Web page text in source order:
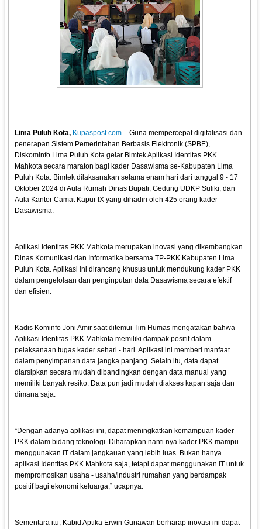
Lima Puluh Kota, Kupaspost.com – Guna mempercepat digitalisasi dan
penerapan Sistem Pemerintahan Berbasis Elektronik (SPBE),
Diskominfo Lima Puluh Kota gelar Bimtek Aplikasi Identitas PKK
Mahkota secara maraton bagi kader Dasawisma se-Kabupaten Lima
Puluh Kota. Bimtek dilaksanakan selama enam hari dari tanggal 9 - 17
Oktober 2024 di Aula Rumah Dinas Bupati, Gedung UDKP Suliki, dan
Aula Kantor Camat Kapur IX yang dihadiri oleh 425 orang kader
Dasawisma.
Aplikasi Identitas PKK Mahkota merupakan inovasi yang dikembangkan
Dinas Komunikasi dan Informatika bersama TP-PKK Kabupaten Lima
Puluh Kota. Aplikasi ini dirancang khusus untuk mendukung kader PKK
dalam pengelolaan dan penginputan data Dasawisma secara efektif
dan efisien.
Kadis Kominfo Joni Amir saat ditemui Tim Humas mengatakan bahwa
Aplikasi Identitas PKK Mahkota memiliki dampak positif dalam
pelaksanaan tugas kader sehari - hari. Aplikasi ini memberi manfaat
dalam penyimpanan data jangka panjang. Selain itu, data dapat
diarsipkan secara mudah dibandingkan dengan data manual yang
memiliki banyak resiko. Data pun jadi mudah diakses kapan saja dan
dimana saja.
“Dengan adanya aplikasi ini, dapat meningkatkan kemampuan kader
PKK dalam bidang teknologi. Diharapkan nanti nya kader PKK mampu
menggunakan IT dalam jangkauan yang lebih luas. Bukan hanya
aplikasi Identitas PKK Mahkota saja, tetapi dapat menggunakan IT untuk
mempromosikan usaha - usaha/industri rumahan yang berdampak
positif bagi ekonomi keluarga,” ucapnya.
Sementara itu, Kabid Aptika Erwin Gunawan berharap inovasi ini dapat